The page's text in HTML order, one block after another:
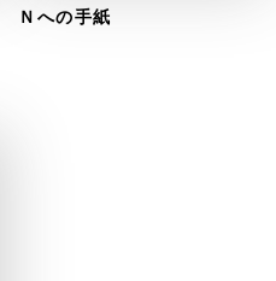
Ｎへの手紙